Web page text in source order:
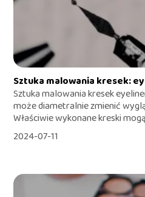
Sztuka malowania kresek:
Sztuka malowania kresek
może diametralnie zmienić
Właściwie wykonane kreski
2024-07-11